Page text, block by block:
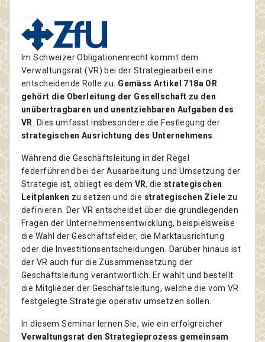
Im Schweizer Obligationenrecht kommt dem
Verwaltungsrat (VR) bei der Strategiearbeit eine
entscheidende Rolle zu. Gemäss Artikel 718a OR
gehört die Oberleitung der Gesellschaft zu den
unübertragbaren und unentziehbaren Aufgaben des
VR
. Dies umfasst insbesondere die Festlegung der
strategischen Ausrichtung des Unternehmens
Während die Geschäftsleitung in der Regel
federführend bei der Ausarbeitung und Umsetzung der
Strategie ist, obliegt es dem VR, die strategischen
Leitplanken zu setzen und die strategischen Ziele zu
definieren. Der VR entscheidet über die grundlegenden
Fragen der Unternehmensentwicklung, beispielsweise
die Wahl der Geschäftsfelder, die Marktausrichtung
oder die Investitionsentscheidungen. Darüber hinaus ist
der VR auch für die Zusammensetzung der
Geschäftsleitung verantwortlich. Er wählt und bestellt
die Mitglieder der Geschäftsleitung, welche die vom VR
festgelegte Strategie operativ umsetzen sollen.
In diesem Seminar lernen Sie, wie ein erfolgreicher
Verwaltungsrat den Strategieprozess gemeinsam